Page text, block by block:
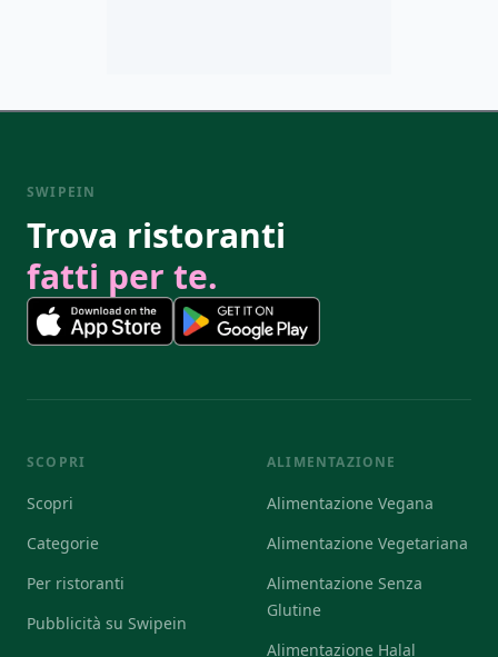
SWIPEIN
Trova ristoranti
fatti per te.
SCOPRI
Scopri
Categorie
Per ristoranti
Pubblicità su Swipein
ALIMENTAZIONE
Alimentazione Vegana
Alimentazione Vegetariana
Alimentazione Senza
Glutine
Alimentazione Halal